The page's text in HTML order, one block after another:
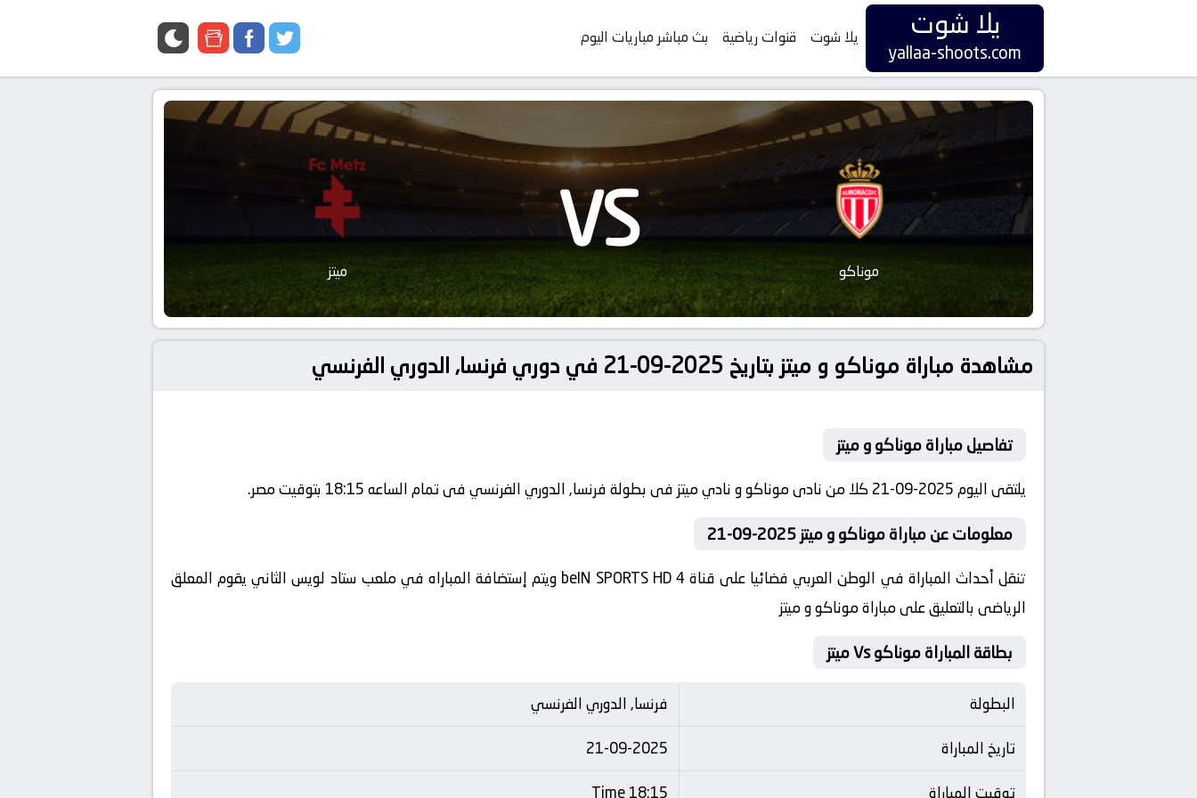
يلا شوت
yallaa-shoots.com
يلا شوت قنوات رياضية بث مباشر مباريات اليوم twitter
facebook
google
موناكو VS ميتز
مشاهدة مباراة موناكو و ميتز بتاريخ 2025-09-21 في دوري فرنسا, الدوري الفرنسي
تفاصيل مباراة موناكو و ميتز
يلتقى اليوم 2025-09-21 كلا من نادى موناكو و نادي ميتز فى بطولة فرنسا, الدوري الفرنسي فى تمام الساعه 18:15 بتوقيت مصر.
معلومات عن مباراة موناكو و ميتز 2025-09-21
تنقل أحداث المباراة في الوطن العربي فضائيا على قناة beIN SPORTS HD 4 ويتم إستضافة المباراه في ملعب ستاد لويس الثاني يقوم المعلق
الرياضى بالتعليق على مباراة موناكو و ميتز
بطاقة المباراة موناكو Vs ميتز
البطولة
فرنسا, الدوري الفرنسي
تاريخ المباراة
21-09-2025
توقيت المباراة
18:15 Time